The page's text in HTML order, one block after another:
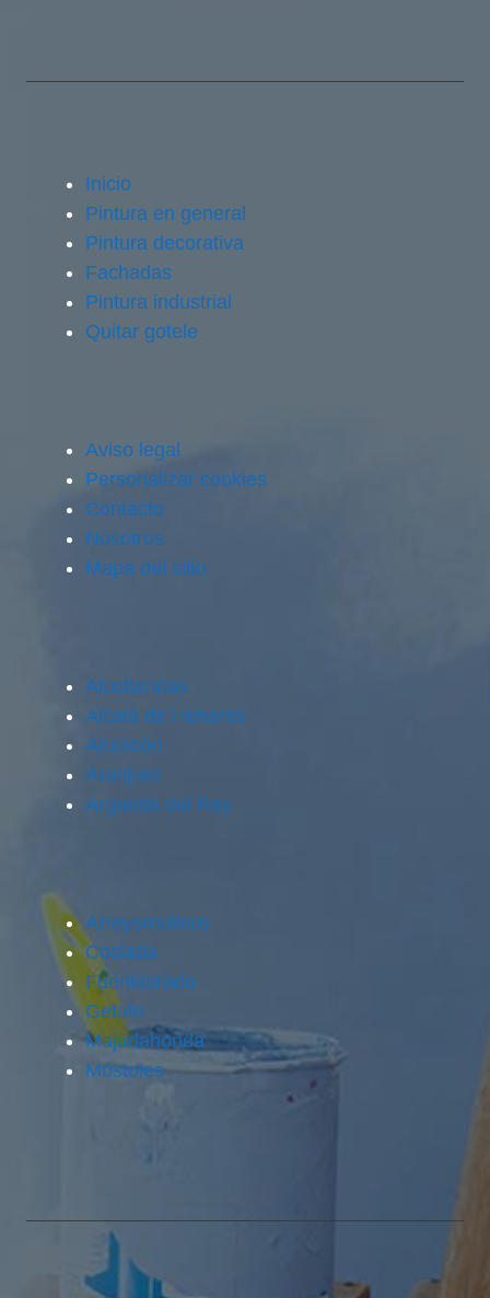
Inicio
Pintura en general
Pintura decorativa
Fachadas
Pintura industrial
Quitar gotele
Aviso legal
Personalizar cookies
Contacto
Nosotros
Mapa del sitio
Alcobendas
Alcalá de Henares
Alcorcón
Aranjuez
Arganda del Rey
Arroyomolinos
Coslada
Fuenlabrada
Getafe
Majadahonda
Móstoles